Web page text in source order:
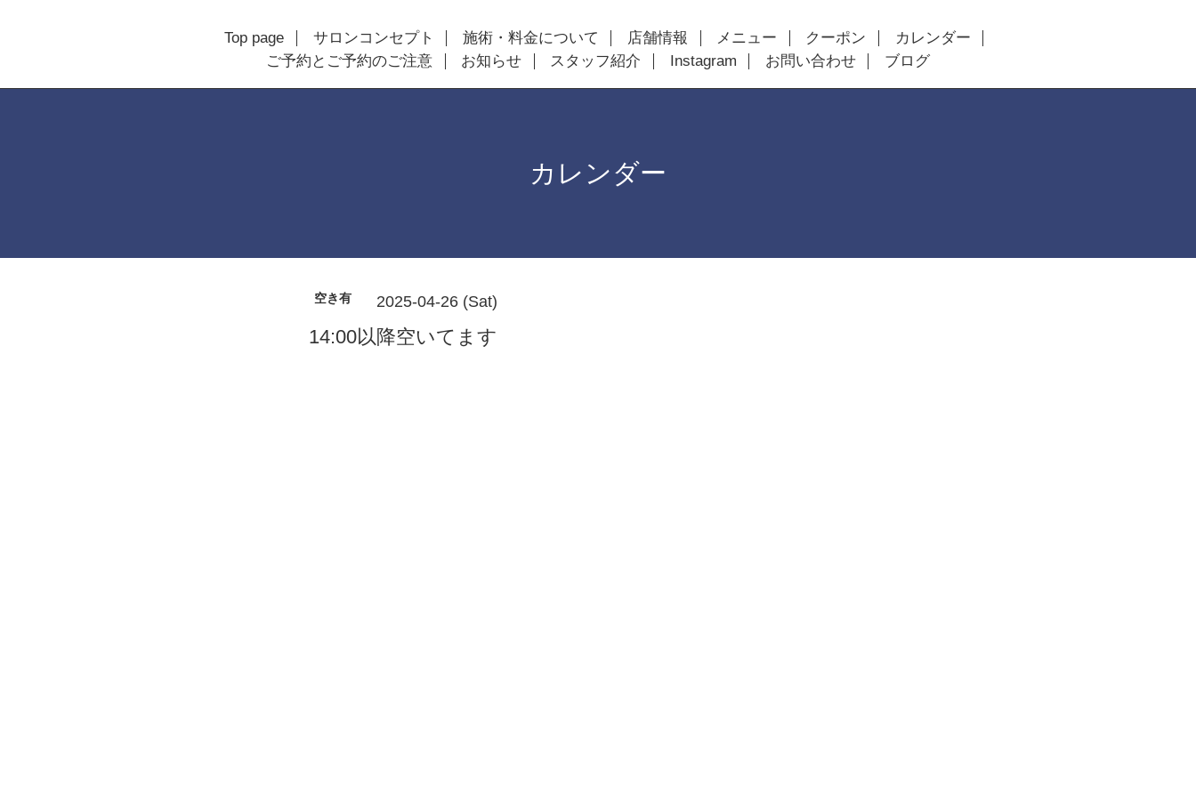
Top page サロンコンセプト 施術・料金について 店舗情報 メニュー クーポン
カレンダー
ご予約とご予約のご注意
お知らせ スタッフ紹介 Instagram お問い合わせ ブログ
カレンダー
空き有 2025-04-26 (Sat)
14:00以降空いてます